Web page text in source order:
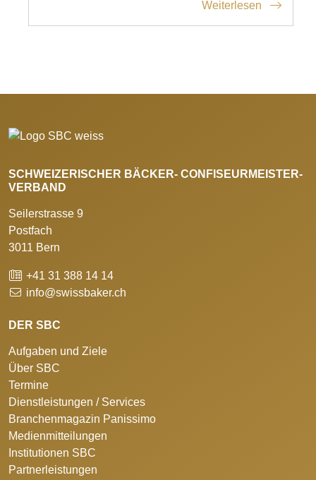
Weiterlesen
SCHWEIZERISCHER BÄCKER- CONFISEURMEISTER-
VERBAND
Seilerstrasse 9
Postfach
3011 Bern
+41 31 388 14 14
info@swissbaker.ch
DER SBC
Aufgaben und Ziele
Über SBC
Termine
Dienstleistungen / Services
Branchenmagazin Panissimo
Medienmitteilungen
Institutionen SBC
Partnerleistungen